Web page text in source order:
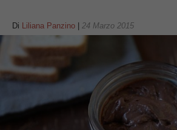
Di Liliana Panzino 24 Marzo 2015